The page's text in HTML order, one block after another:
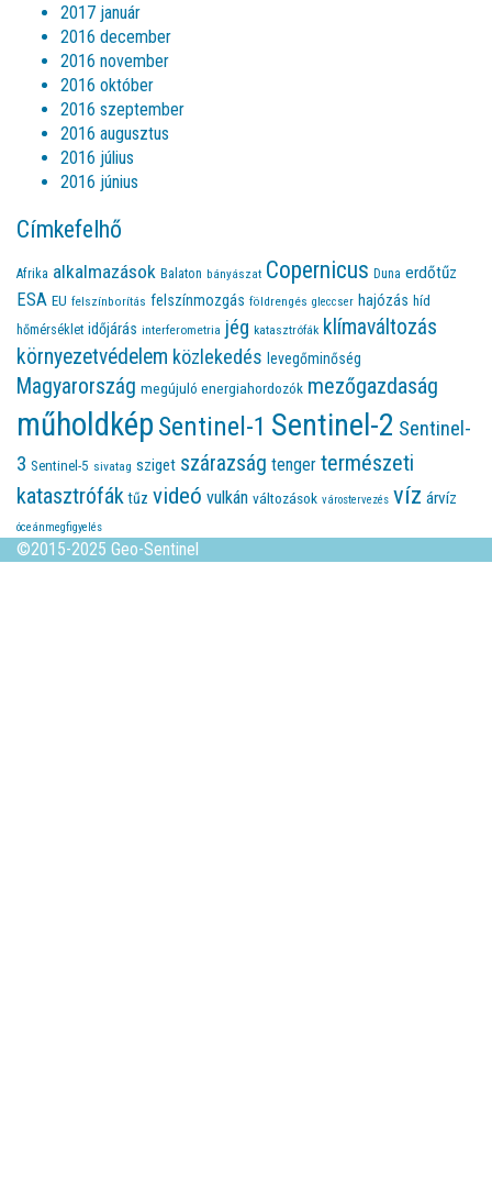
2017 január
2016 december
2016 november
2016 október
2016 szeptember
2016 augusztus
2016 július
2016 június
Címkefelhő
Afrika alkalmazások Balaton bányászat Copernicus Duna erdőtűz
ESA EU felszínborítás felszínmozgás földrengés gleccser hajózás híd
hőmérséklet időjárás interferometria jég katasztrófák klímaváltozás
környezetvédelem közlekedés levegőminőség
Magyarország megújuló energiahordozók mezőgazdaság
műholdkép Sentinel-1 Sentinel-2 Sentinel-
3 Sentinel-5 sivatag sziget szárazság tenger természeti
katasztrófák tűz videó vulkán változások várostervezés víz árvíz
óceánmegfigyelés
©2015-2025 Geo-Sentinel